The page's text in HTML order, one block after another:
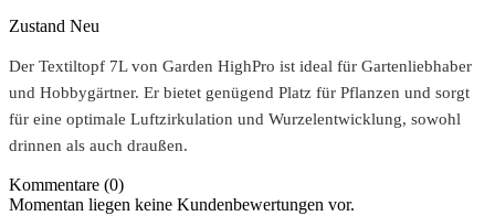
Zustand Neu
Der Textiltopf 7L von Garden HighPro ist ideal für Gartenliebhaber
und Hobbygärtner. Er bietet genügend Platz für Pflanzen und sorgt
für eine optimale Luftzirkulation und Wurzelentwicklung, sowohl
drinnen als auch draußen.
Kommentare (0)
Momentan liegen keine Kundenbewertungen vor.